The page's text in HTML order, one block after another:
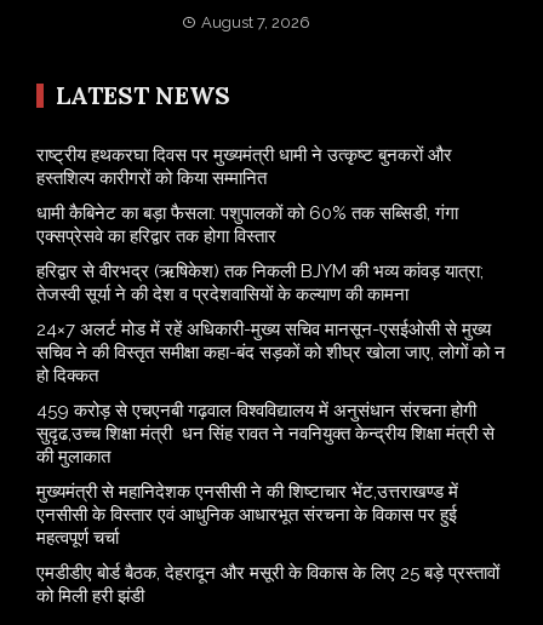
August 7, 2026
LATEST NEWS
राष्ट्रीय हथकरघा दिवस पर मुख्यमंत्री धामी ने उत्कृष्ट बुनकरों और
हस्तशिल्प कारीगरों को किया सम्मानित
​धामी कैबिनेट का बड़ा फैसला: पशुपालकों को 60% तक सब्सिडी, गंगा
एक्सप्रेसवे का हरिद्वार तक होगा विस्तार
​हरिद्वार से वीरभद्र (ऋषिकेश) तक निकली BJYM की भव्य कांवड़ यात्रा;
तेजस्वी सूर्या ने की देश व प्रदेशवासियों के कल्याण की कामना
24×7 अलर्ट मोड में रहें अधिकारी-मुख्य सचिव मानसून-एसईओसी से मुख्य
सचिव ने की विस्तृत समीक्षा कहा-बंद सड़कों को शीघ्र खोला जाए, लोगों को न
हो दिक्कत
459 करोड़ से एचएनबी गढ़वाल विश्वविद्यालय में अनुसंधान संरचना होगी
सुदृढ,उच्च शिक्षा मंत्री धन सिंह रावत ने नवनियुक्त केन्द्रीय शिक्षा मंत्री से
की मुलाकात
मुख्यमंत्री से महानिदेशक एनसीसी ने की शिष्टाचार भेंट,उत्तराखण्ड में
एनसीसी के विस्तार एवं आधुनिक आधारभूत संरचना के विकास पर हुई
महत्वपूर्ण चर्चा
एमडीडीए बोर्ड बैठक, देहरादून और मसूरी के विकास के लिए 25 बड़े प्रस्तावों
को मिली हरी झंडी